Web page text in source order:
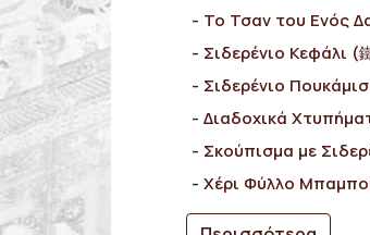
Το Τσαν του Ενός
Σιδερένιο Κεφάλι
Σιδερένιο
Διαδοχικά
Σκούπισμα με
Χέρι Φύλλο